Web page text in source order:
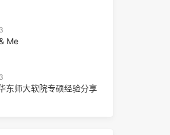
Me
东师大软院专硕经验分享